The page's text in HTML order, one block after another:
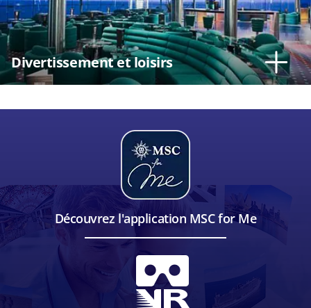
Divertissement et loisirs
Découvrez l'application MSC for Me